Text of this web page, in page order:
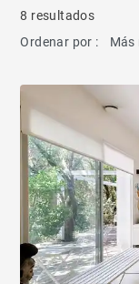
8 resultados
Ordenar por :
Más